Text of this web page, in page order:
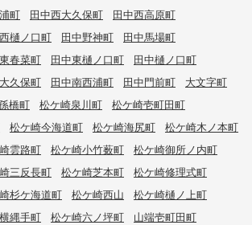
町 田中西大久保町
田中西高原町
樋ノ口町 田中野神町
田中馬場町
春菜町 田中東樋ノ口町
田中樋ノ口町
久保町 田中南西浦町 田中門前町
大文字町
橋町 松ケ崎泉川町
松ケ崎壱町田町
松ケ崎今海道町 松ケ崎海尻町
松ケ崎木ノ本町
雲路町 松ケ崎小竹薮町
松ケ崎御所ノ内町
三反長町 松ケ崎芝本町
松ケ崎修理式町
杉ケ海道町 松ケ崎西山
松ケ崎樋ノ上町
縄手町 松ケ崎六ノ坪町
山端壱町田町